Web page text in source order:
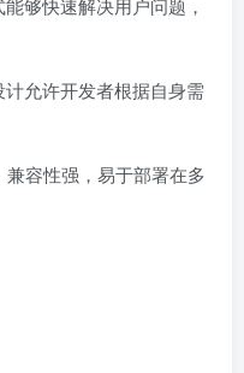
能够快速解决用户问题，
允许开发者根据自身需
兼容性强，易于部署在多